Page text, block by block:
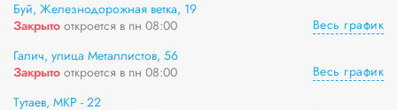
Буй, Железнодорожная ветка, 19
Закрыто откроется в пн 08:00
Весь график
Галич, улица Металлистов, 56
Закрыто откроется в пн 08:00
Весь график
Тутаев, МКР - 22